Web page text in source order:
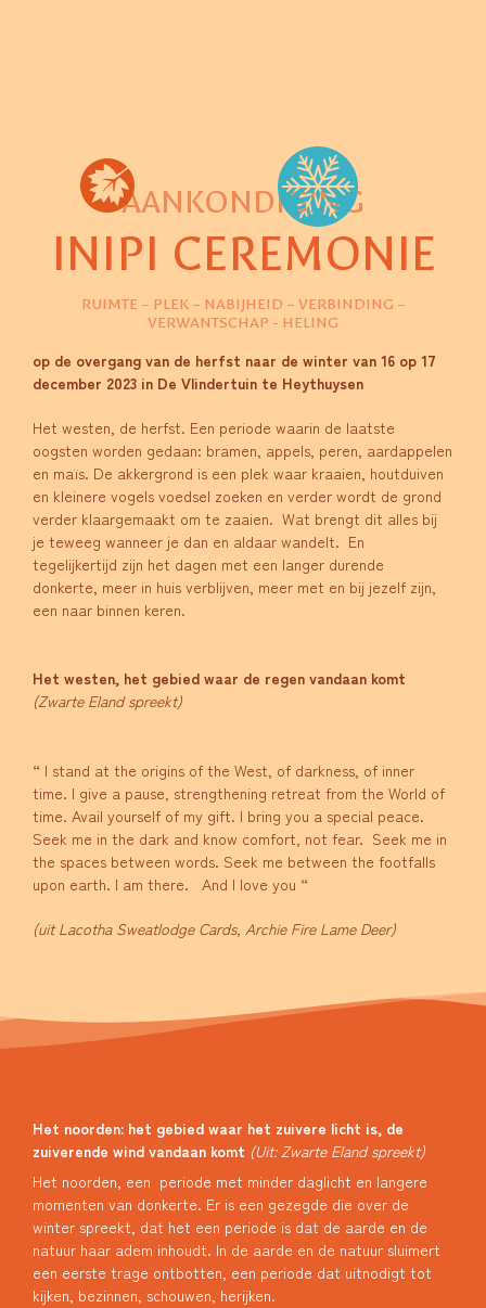
AANKONDIGING
INIPI CEREMONIE
RUIMTE – PLEK – NABIJHEID – VERBINDING –
VERWANTSCHAP - HELING
op de overgang van de herfst naar de winter van 16 op 17
december 2023 in De Vlindertuin te Heythuysen
Het westen, de herfst. Een periode waarin de laatste
oogsten worden gedaan: bramen, appels, peren, aardappelen
en maïs. De akkergrond is een plek waar kraaien, houtduiven
en kleinere vogels voedsel zoeken en verder wordt de grond
verder klaargemaakt om te zaaien. Wat brengt dit alles bij
je teweeg wanneer je dan en aldaar wandelt. En
tegelijkertijd zijn het dagen met een langer durende
donkerte, meer in huis verblijven, meer met en bij jezelf zijn,
een naar binnen keren.
Het westen, het gebied waar de regen vandaan komt
(Zwarte Eland spreekt)
“ I stand at the origins of the West, of darkness, of inner
time. I give a pause, strengthening retreat from the World of
time. Avail yourself of my gift. I bring you a special peace.
Seek me in the dark and know comfort, not fear. Seek me in
the spaces between words. Seek me between the footfalls
upon earth. I am there. And I love you “
(uit Lacotha Sweatlodge Cards, Archie Fire Lame Deer)
Het noorden: het gebied waar het zuivere licht is, de
zuiverende wind vandaan komt (Uit: Zwarte Eland spreekt)
Het noorden, een periode met minder daglicht en langere
momenten van donkerte. Er is een gezegde die over de
winter spreekt, dat het een periode is dat de aarde en de
natuur haar adem inhoudt. In de aarde en de natuur sluimert
een eerste trage ontbotten, een periode dat uitnodigt tot
kijken, bezinnen, schouwen, herijken.